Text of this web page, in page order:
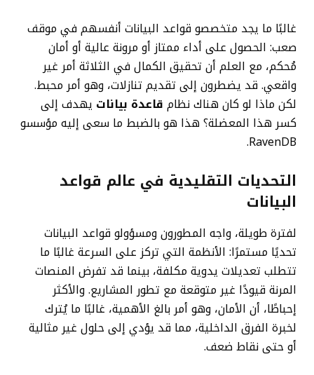
غالبًا ما يجد متخصصو قواعد البيانات أنفسهم في موقف
صعب: الحصول على أداء ممتاز أو مرونة عالية أو أمان
مُحكم، مع العلم أن تحقيق الكمال في الثلاثة أمر غير
واقعي. قد يضطرون إلى تقديم تنازلات، وهو أمر محبط.
لكن ماذا لو كان هناك نظام قاعدة بيانات يهدف إلى
كسر هذا المعضلة؟ هذا هو بالضبط ما سعى إليه مؤسسو
RavenDB.
التحديات التقليدية في عالم قواعد
البيانات
لفترة طويلة، واجه المطورون ومسؤولو قواعد البيانات
تحديًا مستمرًا: الأنظمة التي تركز على السرعة غالبًا ما
تتطلب تعديلات يدوية مكلفة، بينما قد تفرض المنصات
المرنة قيودًا غير متوقعة مع تطور المشاريع. والأكثر
إحباطًا، أن الأمان، وهو أمر بالغ الأهمية، غالبًا ما يُترك
لخبرة الفرق الداخلية، مما قد يؤدي إلى حلول غير مثالية
أو حتى نقاط ضعف.